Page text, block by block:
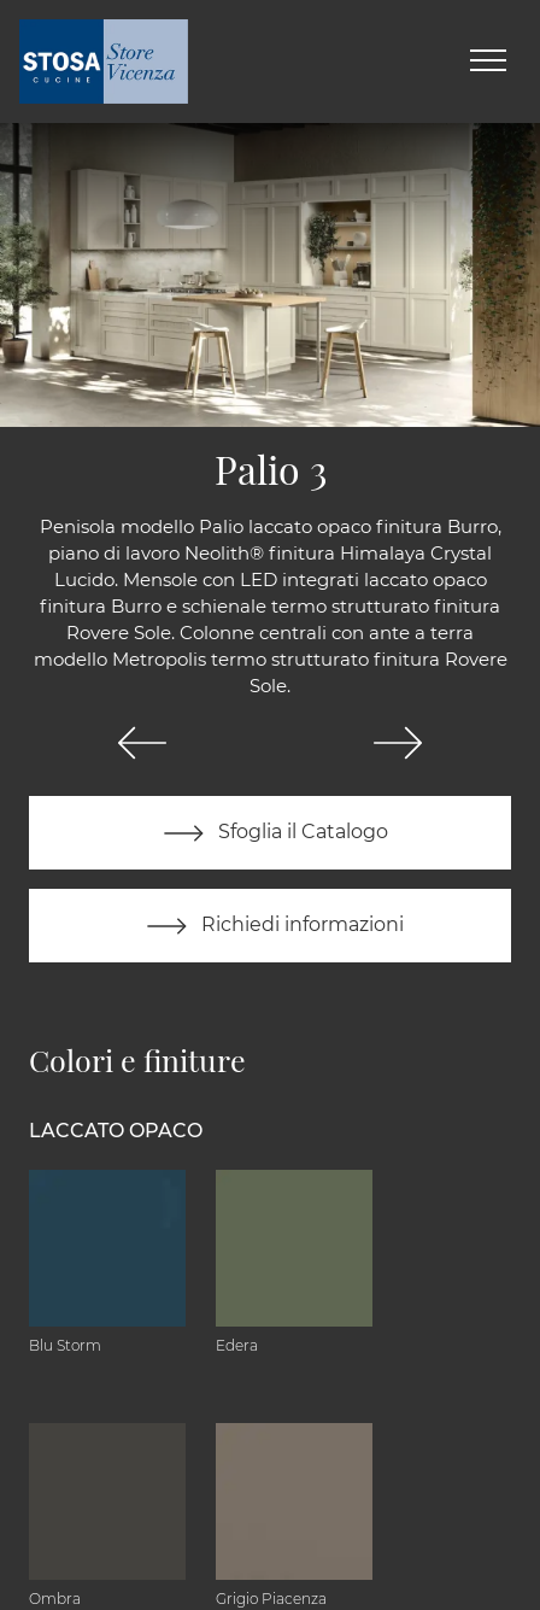
Penisola modello Palio laccato opaco finitura Burro,
piano di lavoro Neolith® finitura Himalaya Crystal
Lucido. Mensole con LED integrati laccato opaco
finitura Burro e schienale termo strutturato finitura
Rovere Sole. Colonne centrali con ante a terra
modello Metropolis termo strutturato finitura Rovere
Sole.
Sfoglia il Catalogo
Richiedi informazioni
Palio 3
Colori e finiture
LACCATO OPACO
Blu Storm Edera
Ombra Grigio Piacenza